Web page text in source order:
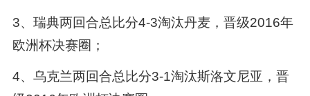
3、瑞典两回合总比分4-3淘汰丹麦，晋级2016年
欧洲杯决赛圈；
4、乌克兰两回合总比分3-1淘汰斯洛文尼亚，晋